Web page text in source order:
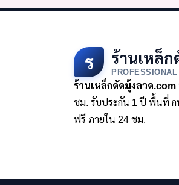
ร ร้านเหล็
ร้านเหล็กดัดมุ้งลวด.com
ชม. รับประกัน 1 ปี พื้นที่ ก
ฟรี ภายใน 24 ชม.